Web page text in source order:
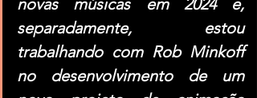
separadamente, estou
trabalhando com Rob Minkoff
no desenvolvimento de um